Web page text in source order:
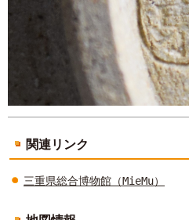
関連リンク
三重県総合博物館（MieMu）